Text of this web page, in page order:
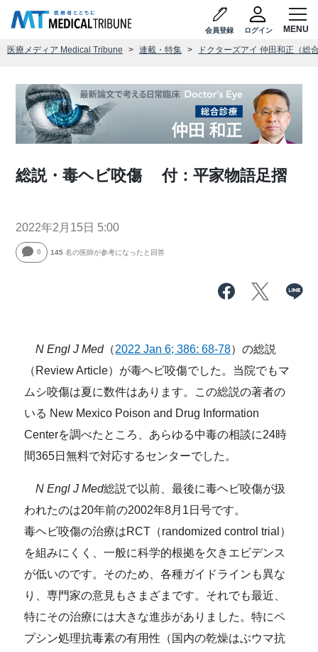
会員登録 ログイン
医療メディア Medical Tribune 連載・特集 ドクターズアイ 仲田和正（総
総説・毒ヘビ咬傷 付：平家物語足摺
2022年2月15日 5:00
6 145 名の医師が参考になったと回答
N Engl J Med（2022 Jan 6; 386: 68-78）の総説
（Review Article）が毒ヘビ咬傷でした。当院でもマ
ムシ咬傷は夏に数件はあります。この総説の著者の
いる New Mexico Poison and Drug Information
Centerを調べたところ、あらゆる中毒の相談に24時
間365日無料で対応するセンターでした。
N Engl J Med総説で以前、最後に毒ヘビ咬傷が扱
われたのは20年前の2002年8月1日号です。
毒ヘビ咬傷の治療はRCT（randomized control trial）
を組みにくく、一般に科学的根拠を欠きエビデンス
が低いのです。そのため、各種ガイドラインも異な
り、専門家の意見もさまざまです。それでも最近、
特にその治療には大きな進歩がありました。特にペ
プシン処理抗毒素の有用性（国内の乾燥はぶウマ抗